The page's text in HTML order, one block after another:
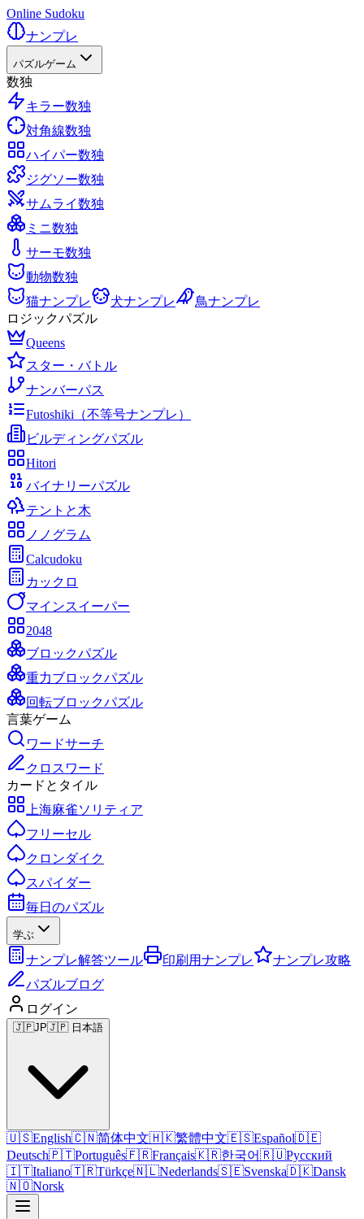
Online Sudoku
ナンプレ
パズルゲーム
数独
キラー数独
対角線数独
ハイパー数独
ジグソー数独
サムライ数独
ミニ数独
サーモ数独
動物数独
猫ナンプレ
犬ナンプレ
鳥ナンプレ
ロジックパズル
Queens
スター・バトル
ナンバーパス
Futoshiki（不等号ナンプレ）
ビルディングパズル
Hitori
バイナリーパズル
テントと木
ノノグラム
Calcudoku
カックロ
マインスイーパー
2048
ブロックパズル
重力ブロックパズル
回転ブロックパズル
言葉ゲーム
ワードサーチ
クロスワード
カードとタイル
上海麻雀ソリティア
フリーセル
クロンダイク
スパイダー
毎日のパズル
学ぶ
ナンプレ解答ツール 印刷用ナンプレ
ナンプレ攻略
パズルブログ
ログイン
🇯🇵JP🇯🇵 日本語
🇺🇸English🇨🇳简体中文🇭🇰繁體中文🇪🇸Español🇩🇪
Deutsch🇵🇹Português🇫🇷Français🇰🇷한국어🇷🇺Русский
🇮🇹Italiano🇹🇷Türkçe🇳🇱Nederlands🇸🇪Svenska🇩🇰Dansk
🇳🇴Norsk